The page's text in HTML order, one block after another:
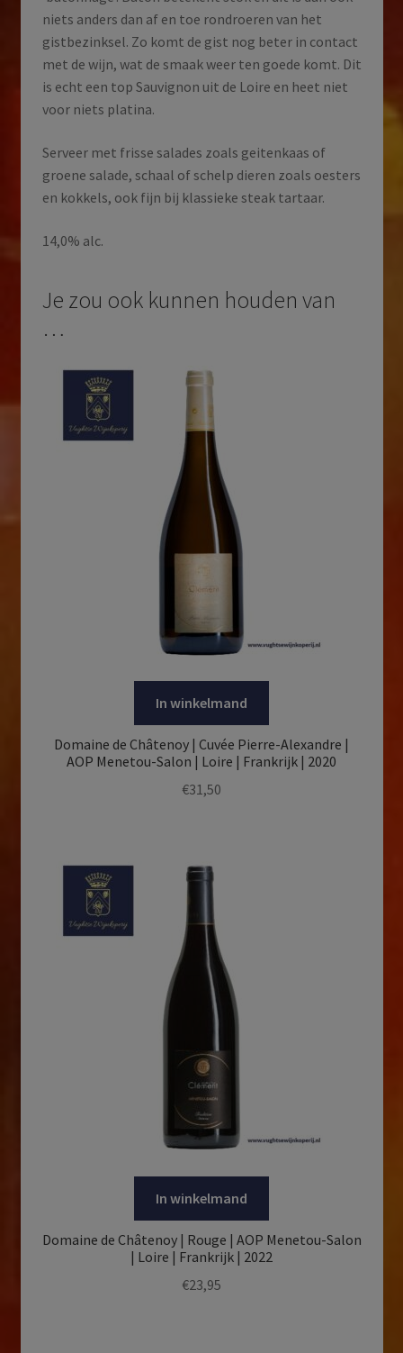
niets anders dan af en toe rondroeren van het
gistbezinksel. Zo komt de gist nog beter in contact
met de wijn, wat de smaak weer ten goede komt. Dit
is echt een top Sauvignon uit de Loire en heet niet
voor niets platina.
Serveer met frisse salades zoals geitenkaas of
groene salade, schaal of schelp dieren zoals oesters
en kokkels, ook fijn bij klassieke steak tartaar.
14,0% alc.
Je zou ook kunnen houden van
…
In winkelmand
Domaine de Châtenoy | Cuvée Pierre-Alexandre |
AOP Menetou-Salon | Loire | Frankrijk | 2020
€31,50
In winkelmand
Domaine de Châtenoy | Rouge | AOP Menetou-Salon
| Loire | Frankrijk | 2022
€23,95